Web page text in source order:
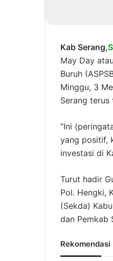
Kab Serang,
May Day
Buruh
Minggu, 3
Serang
”Ini
yang positif,
investasi di
Turut hadir
Pol. Hengki,
(Sekda)
dan Pemkab